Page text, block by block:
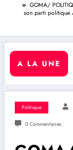
GOMA/
son parti politique
A LA UNE
Rick Scott sur
: Le
Politique
0 Commentaires